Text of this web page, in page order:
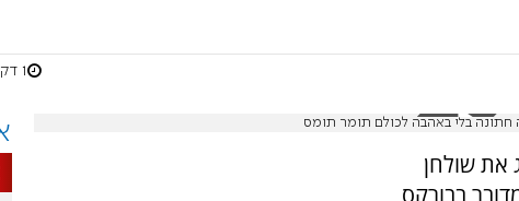
1 דקות
שולחן
בבורקס